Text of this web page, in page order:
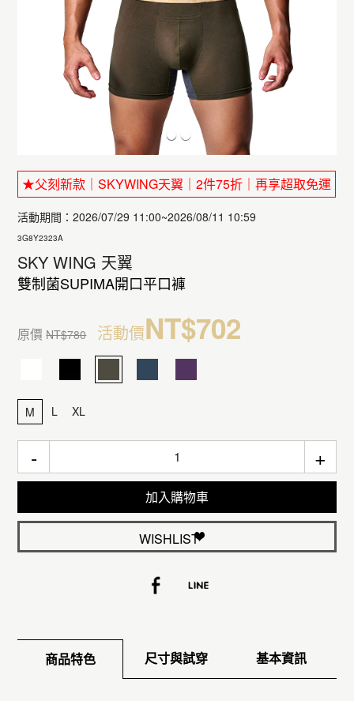
★父刻新款｜SKYWING天翼｜2件75折｜再享超取免運
活動期間：2026/07/29 11:00~2026/08/11 10:59
3G8Y2323A
SKY WING 天翼
雙制菌SUPIMA開口平口褲
原價NT$780 活動價NT$702
M L XL
- +
加入購物車
WISHLIST
商品特色 尺寸與試穿 基本資訊